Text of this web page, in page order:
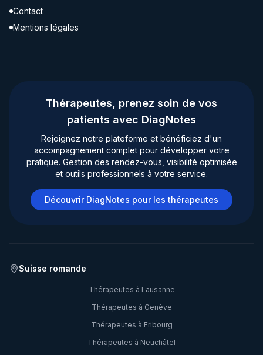
Contact
Mentions légales
Thérapeutes, prenez soin de vos
patients avec DiagNotes
Rejoignez notre plateforme et bénéficiez d'un
accompagnement complet pour développer votre
pratique. Gestion des rendez-vous, visibilité optimisée
et outils professionnels à votre service.
Découvrir DiagNotes pour les thérapeutes
Suisse romande
Thérapeutes à Lausanne
Thérapeutes à Genève
Thérapeutes à Fribourg
Thérapeutes à Neuchâtel